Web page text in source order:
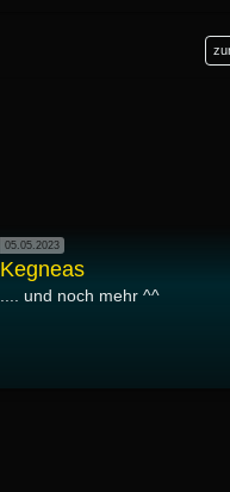
05.05.2023
Kegneas
.... und noch mehr ^^